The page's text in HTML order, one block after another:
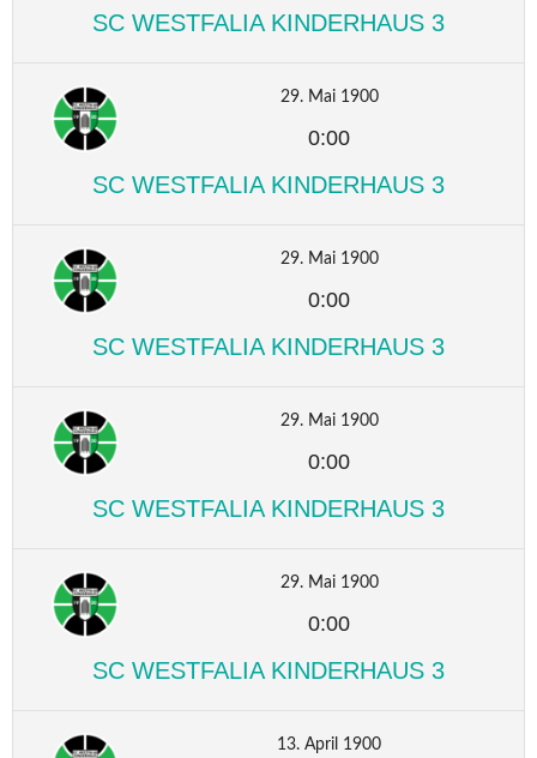
SC WESTFALIA KINDERHAUS 3
29. Mai 1900
0:00
SC WESTFALIA KINDERHAUS 3
29. Mai 1900
0:00
SC WESTFALIA KINDERHAUS 3
29. Mai 1900
0:00
SC WESTFALIA KINDERHAUS 3
29. Mai 1900
0:00
SC WESTFALIA KINDERHAUS 3
13. April 1900